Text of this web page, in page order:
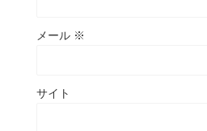
メール ※
サイト